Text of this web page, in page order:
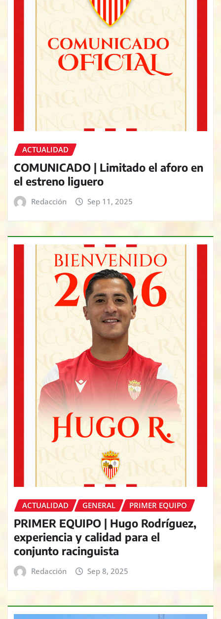
ACTUALIDAD
COMUNICADO | Limitado el aforo en
el estreno liguero
Redacción Sep 11, 2025
ACTUALIDAD GENERAL PRIMER EQUIPO
PRIMER EQUIPO | Hugo Rodríguez,
experiencia y calidad para el
conjunto racinguista
Redacción Sep 8, 2025